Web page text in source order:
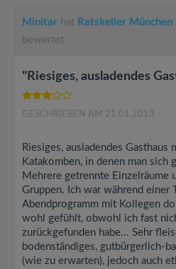
Minitar hat Ratskeller München
bewertet
"Riesiges, ausladendes
GESCHRIEBEN AM 21.01.2013
Riesiges, ausladendes Gasthaus
Katakomben, in denen man sich
Mehrere getrennte Einzelräume
Gruppen. Ich war während einer
Abendprogramm mit Kollegen
wohl gefühlt, obwohl ich fast
zurückgefunden habe... Sehr
bodenständiges, gutbürgerlich-
(wie zu erwarten), jedoch auch